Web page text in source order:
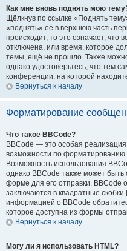
Как мне вновь поднять мою
Щёлкнув по ссылке «Поднять
«поднять» её в верхнюю часть
происходит, то это означает, что
отключена, или время, которое
темы, ещё не прошло. Также
однако удостоверьтесь, что тем
конференции, на которой
Вернуться к началу
Форматирование
Что такое BBCode?
BBCode — это особая
возможности по
Возможность использования
однако BBCode также может
форме для его отправки. BBCode
заключаются в квадратные
информацией о BBCode
которое доступна из формы
Вернуться к началу
Могу ли я использовать HTML?